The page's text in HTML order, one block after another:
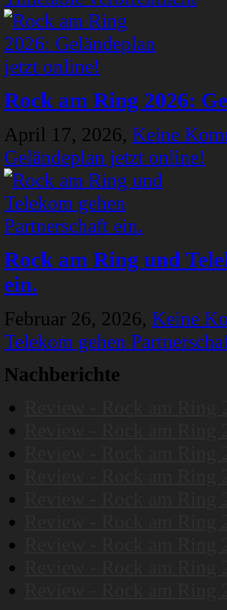
Rock am Ring 2026:
April 17, 2026, Keine
Geländeplan jetzt online!
Rock am Ring und
ein.
Februar 26, 2026, Keine
Telekom gehen
Nachberichte